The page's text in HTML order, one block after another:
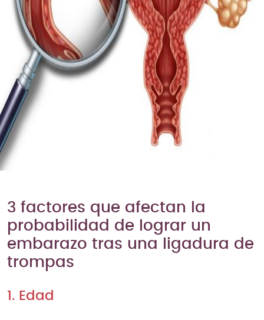
3 factores que afectan la
probabilidad de lograr un
embarazo tras una ligadura de
trompas
1. Edad